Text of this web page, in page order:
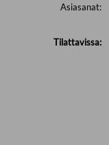
Asiasanat:
Tilattavissa: